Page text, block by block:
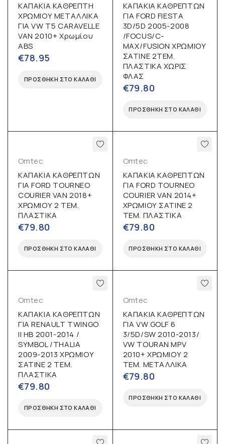
ΚΑΠΑΚΙΑ ΚΑΘΡΕΠΤΗ
ΧΡΩΜΙΟΥ ΜΕΤΑΛΛΙΚΑ
ΓΙΑ VW T5 CARAVELLE
VAN 2010+ Χρωμίου
ABS
€78.95
ΠΡΟΣΘΉΚΗ ΣΤΟ ΚΑΛΆΘΙ
ΚΑΠΑΚΙΑ ΚΑΘΡΕΠΤΩΝ
ΓΙΑ FORD FIESTA
3D/5D 2005-2008
/FOCUS/C-
MAX/FUSION ΧΡΩΜΙΟΥ
ΣΑΤΙΝΕ 2TEM.
ΠΛΑΣΤΙΚΑ ΧΩΡΙΣ
ΦΛΑΣ
€79.80
ΠΡΟΣΘΉΚΗ ΣΤΟ ΚΑΛΆΘΙ
Omtec
ΚΑΠΑΚΙΑ ΚΑΘΡΕΠΤΩΝ
ΓΙΑ FORD TOURNEO
COURIER VAN 2018+
ΧΡΩΜΙΟΥ 2 ΤΕΜ.
ΠΛΑΣΤΙΚΑ
€79.80
ΠΡΟΣΘΉΚΗ ΣΤΟ ΚΑΛΆΘΙ
Omtec
ΚΑΠΑΚΙΑ ΚΑΘΡΕΠΤΩΝ
ΓΙΑ FORD TOURNEO
COURIER VAN 2014+
ΧΡΩΜΙΟΥ ΣΑΤΙΝΕ 2
ΤΕΜ. ΠΛΑΣΤΙΚΑ
€79.80
ΠΡΟΣΘΉΚΗ ΣΤΟ ΚΑΛΆΘΙ
Omtec
ΚΑΠΑΚΙΑ ΚΑΘΡΕΠΤΩΝ
ΓΙΑ RENAULT TWINGO
II HB 2001-2014 /
SYMBOL /THALIA
2009-2013 ΧΡΩΜΙΟΥ
ΣΑΤΙΝΕ 2 ΤΕΜ.
ΠΛΑΣΤΙΚΑ
€79.80
ΠΡΟΣΘΉΚΗ ΣΤΟ ΚΑΛΆΘΙ
Omtec
ΚΑΠΑΚΙΑ ΚΑΘΡΕΠΤΩΝ
ΓΙΑ VW GOLF 6
3/5D/SW 2010-2013/
VW TOURAN MPV
2010+ ΧΡΩΜΙΟΥ 2
ΤΕΜ. ΜΕΤΑΛΛΙΚΑ
€79.80
ΠΡΟΣΘΉΚΗ ΣΤΟ ΚΑΛΆΘΙ